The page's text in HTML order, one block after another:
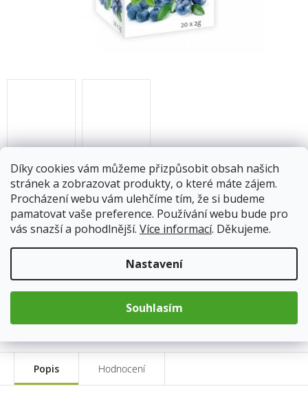
Díky cookies vám můžeme přizpůsobit obsah našich
stránek a zobrazovat produkty, o které máte zájem.
Procházení webu vám ulehčíme tím, že si budeme
pamatovat vaše preference. Používání webu bude pro
vás snazší a pohodlnější. Více informací. Děkujeme.
Nastavení
Souhlasím
Skladem 12.8.2026
Voňavý ovocný čaj s oblíbenou chutí borůvek a brusinek.
Doprava od 59Kč
58 Kč
Měrná
cena:
Přidat do košíku
Popis Hodnocení